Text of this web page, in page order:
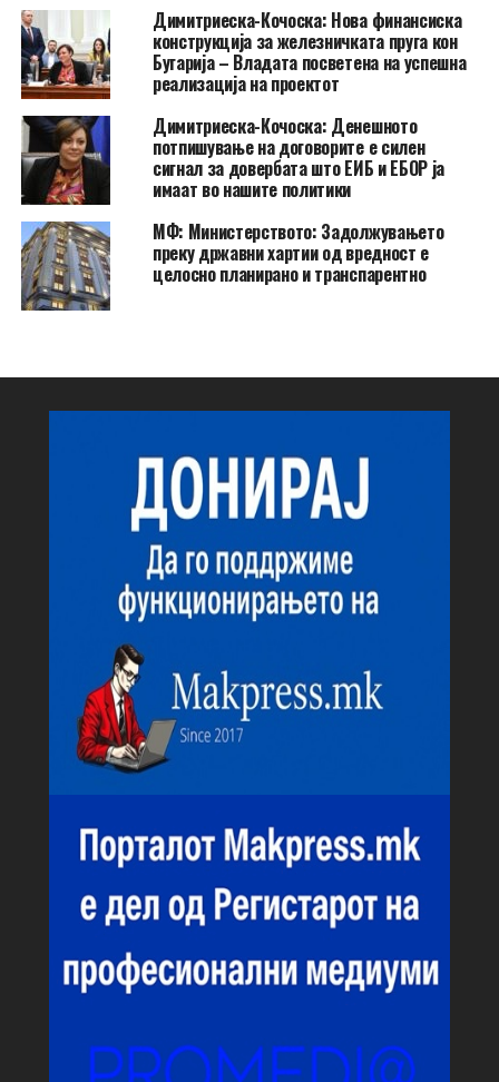
Димитриеска-Кочоска: Нова финансиска
конструкција за железничката пруга кон
Бугарија – Владата посветена на успешна
реализација на проектот
Димитриеска-Кочоска: Денешното
потпишување на договорите е силен
сигнал за довербата што ЕИБ и ЕБОР ја
имаат во нашите политики
МФ: Министерството: Задолжувањето
преку државни хартии од вредност е
целосно планирано и транспарентно